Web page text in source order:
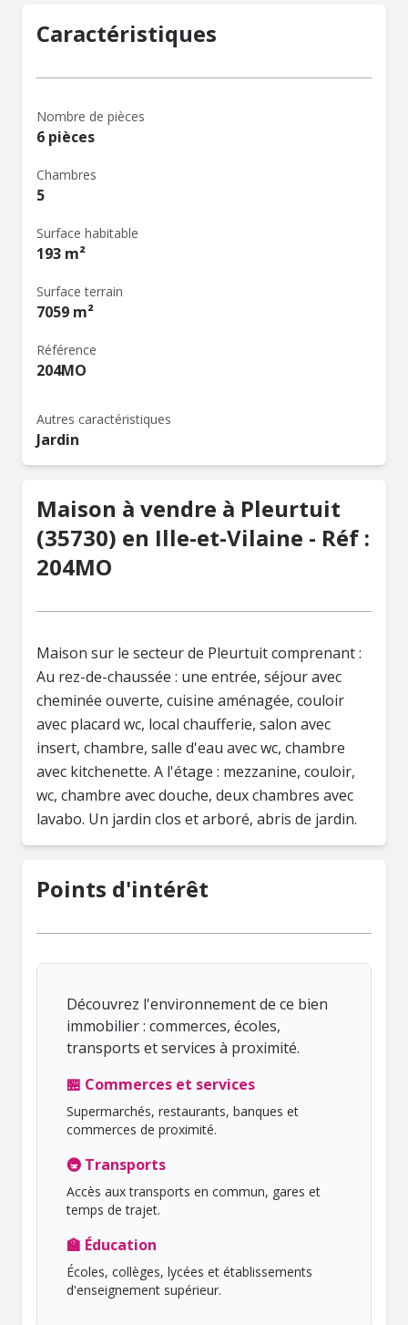
Caractéristiques
Nombre de pièces
6 pièces
Chambres
5
Surface habitable
193 m²
Surface terrain
7059 m²
Référence
204MO
Autres caractéristiques
Jardin
Maison à vendre à Pleurtuit
(35730) en Ille-et-Vilaine - Réf :
204MO
Maison sur le secteur de Pleurtuit comprenant :
Au rez-de-chaussée : une entrée, séjour avec
cheminée ouverte, cuisine aménagée, couloir
avec placard wc, local chaufferie, salon avec
insert, chambre, salle d'eau avec wc, chambre
avec kitchenette. A l'étage : mezzanine, couloir,
wc, chambre avec douche, deux chambres avec
lavabo. Un jardin clos et arboré, abris de jardin.
Points d'intérêt
Découvrez l'environnement de ce bien
immobilier : commerces, écoles,
transports et services à proximité.
🏪 Commerces et services
Supermarchés, restaurants, banques et
commerces de proximité.
🚇 Transports
Accès aux transports en commun, gares et
temps de trajet.
🏫 Éducation
Écoles, collèges, lycées et établissements
d'enseignement supérieur.